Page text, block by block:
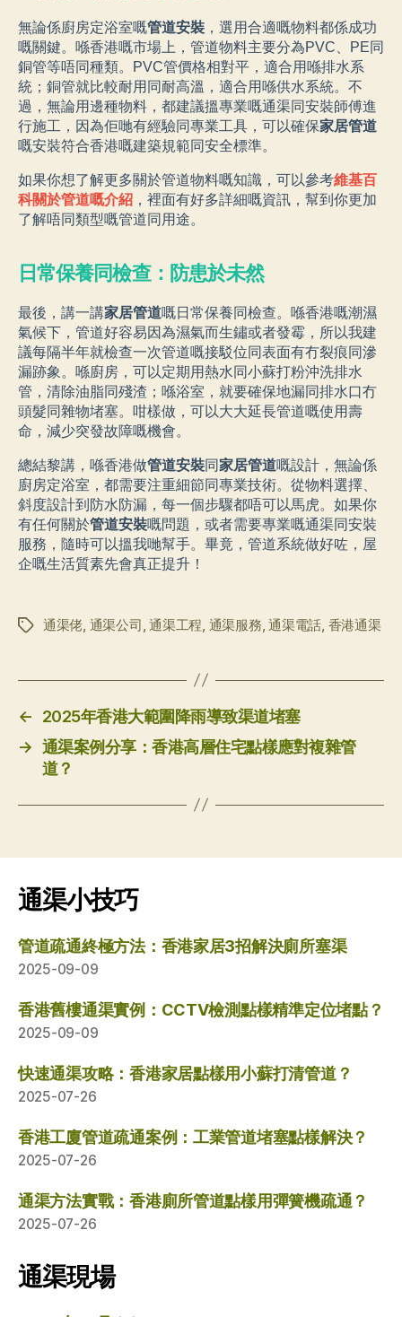
無論係廚房定浴室嘅管道安裝 ，選用合適嘅物料都係成功
嘅關鍵。喺香港嘅市場上，管道物料主要分為PVC、PE同
銅管等唔同種類。PVC管價格相對平，適合用喺排水系
統；銅管就比較耐用同耐高溫，適合用喺供水系統。不
過，無論用邊種物料，都建議搵專業嘅通渠同安裝師傅進
行施工，因為佢哋有經驗同專業工具，可以確保家居管道
嘅安裝符合香港嘅建築規範同安全標準。
如果你想了解更多關於管道物料嘅知識，可以參考維基百
科關於管道嘅介紹 ，裡面有好多詳細嘅資訊，幫到你更加
了解唔同類型嘅管道同用途。
日常保養同檢查：防患於未然
最後，講一講家居管道嘅日常保養同檢查。喺香港嘅潮濕
氣候下，管道好容易因為濕氣而生鏽或者發霉，所以我建
議每隔半年就檢查一次管道嘅接駁位同表面有冇裂痕同滲
漏跡象。喺廚房，可以定期用熱水同小蘇打粉沖洗排水
管，清除油脂同殘渣；喺浴室，就要確保地漏同排水口冇
頭髮同雜物堵塞。咁樣做，可以大大延長管道嘅使用壽
命，減少突發故障嘅機會。
總結黎講，喺香港做管道安裝同家居管道嘅設計，無論係
廚房定浴室，都需要注重細節同專業技術。從物料選擇、
斜度設計到防水防漏，每一個步驟都唔可以馬虎。如果你
有任何關於管道安裝嘅問題，或者需要專業嘅通渠同安裝
服務，隨時可以搵我哋幫手。畢竟，管道系統做好咗，屋
企嘅生活質素先會真正提升！
标
通渠佬 通渠公司 ,通渠工程 通渠服務 ,通渠電話 香港通渠
←
2025年香港大範圍降雨導致渠道堵塞
→ 通渠案例分享：香港高層住宅點樣應對複雜管
道？
通渠小技巧
管道疏通終極方法：香港家居3招解決廁所塞渠
2025-09-09
香港舊樓通渠實例：CCTV檢測點樣精準定位堵點？
2025-09-09
快速通渠攻略：香港家居點樣用小蘇打清管道？
2025-07-26
香港工廈管道疏通案例：工業管道堵塞點樣解決？
2025-07-26
通渠方法實戰：香港廁所管道點樣用彈簧機疏通？
2025-07-26
通渠現場